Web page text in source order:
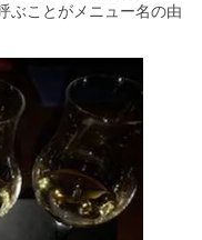
ぶことがメニュー名の由